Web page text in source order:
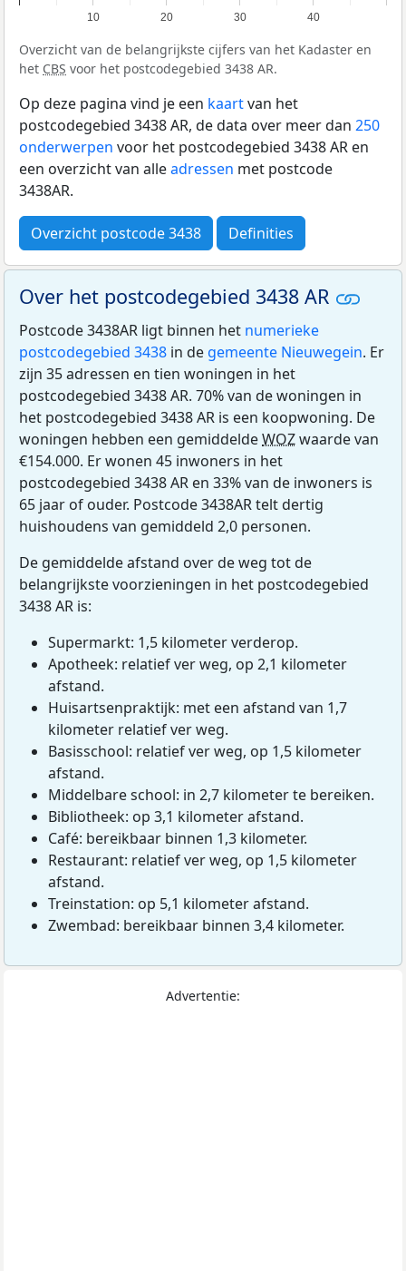
10 20 30 40
Overzicht van de belangrijkste cijfers van het Kadaster en
het CBS voor het postcodegebied 3438 AR.
Op deze pagina vind je een kaartvan het
postcodegebied 3438 AR, de data over meer dan 250
onderwerpen voor het postcodegebied 3438 AR en
een overzicht van alleadressen met postcode
3438AR.
Overzicht postcode 3438 Definities
Over het postcodegebied 3438 AR
Postcode 3438AR ligt binnen het numerieke
postcodegebied 3438 in de gemeente Nieuwegein. Er
zijn 35 adressen en tien woningen in het
postcodegebied 3438 AR. 70% van de woningen in
het postcodegebied 3438 AR is een koopwoning. De
woningen hebben een gemiddeldeWOZwaarde van
€154.000. Er wonen 45 inwoners in het
postcodegebied 3438 AR en 33% van de inwoners is
65 jaar of ouder. Postcode 3438AR telt dertig
huishoudens van gemiddeld 2,0 personen.
De gemiddelde afstand over de weg tot de
belangrijkste voorzieningen in het postcodegebied
3438 AR is:
Supermarkt: 1,5 kilometer verderop.
Apotheek: relatief ver weg, op 2,1 kilometer
afstand.
Huisartsenpraktijk: met een afstand van 1,7
kilometer relatief ver weg.
Basisschool: relatief ver weg, op 1,5 kilometer
afstand.
Middelbare school: in 2,7 kilometer te bereiken.
Bibliotheek: op 3,1 kilometer afstand.
Café: bereikbaar binnen 1,3 kilometer.
Restaurant: relatief ver weg, op 1,5 kilometer
afstand.
Treinstation: op 5,1 kilometer afstand.
Zwembad: bereikbaar binnen 3,4 kilometer.
Advertentie: